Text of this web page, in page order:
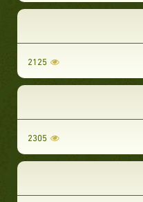
2125
2305